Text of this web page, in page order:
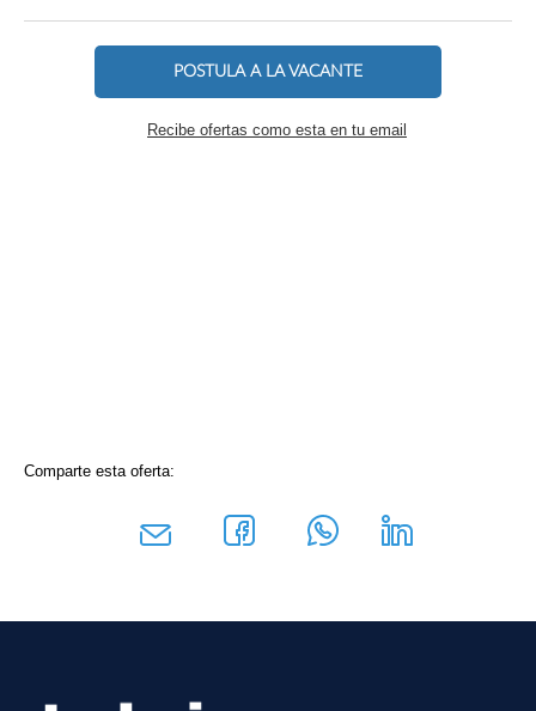
POSTULA A LA VACANTE
Recibe ofertas como esta en tu email
Comparte esta oferta: